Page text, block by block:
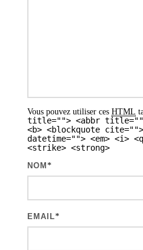
Vous pouvez utiliser ces HTML
title=""> <abbr
<b> <blockquote
datetime=""> <em> <i>
<strike> <strong>
NOM *
EMAIL*